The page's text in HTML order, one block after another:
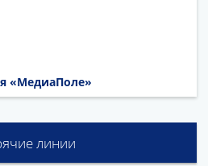
«МедиаПоле»
линии